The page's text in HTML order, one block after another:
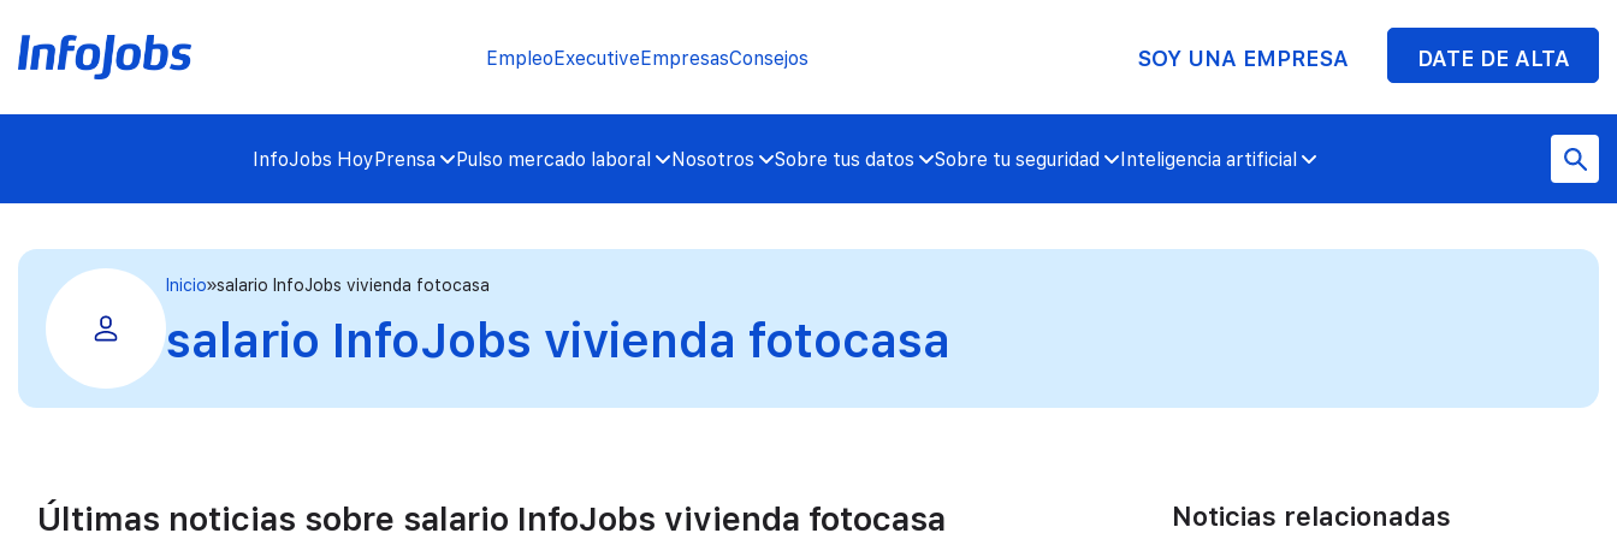
EmpleoExecutiveEmpresasConsejos SOY UNA EMPRESA DATE DE ALTA
InfoJobs HoyPrensa Pulso mercado laboral Nosotros Sobre tus datos Sobre tu seguridad Inteligencia artificial
Inicio salario InfoJobs vivienda fotocasa
salario InfoJobs vivienda fotocasa
Últimas noticias sobre salario InfoJobs vivienda fotocasa Noticias relacionadas